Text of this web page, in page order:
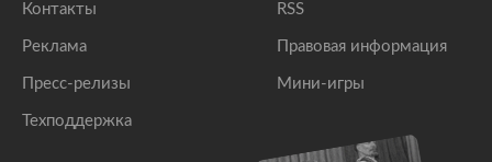
Контакты
Реклама
Пресс-релизы
Техподдержка
RSS
Правовая информация
Мини-игры